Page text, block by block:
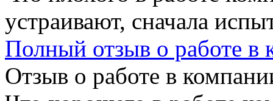
устраивают, сначала
Полный отзыв о работе в
Отзыв о работе в